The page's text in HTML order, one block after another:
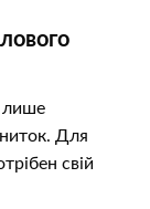
лише
ниток. Для
свій